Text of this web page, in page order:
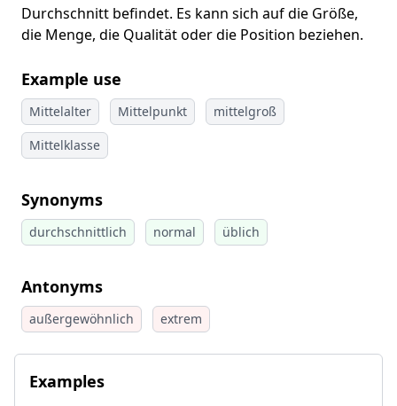
Durchschnitt befindet. Es kann sich auf die Größe,
die Menge, die Qualität oder die Position beziehen.
Example use
Mittelalter Mittelpunkt
mittelgroß
Mittelklasse
Synonyms
durchschnittlich normal üblich
Antonyms
außergewöhnlich extrem
Examples